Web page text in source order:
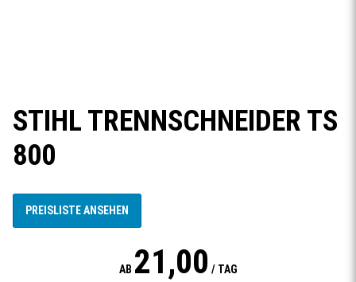
STIHL TRENNSCHNEIDER TS
800
PREISLISTE ANSEHEN
AB 21,00 / TAG